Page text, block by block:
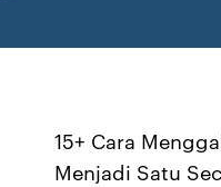
15+ Cara
Menjadi Satu